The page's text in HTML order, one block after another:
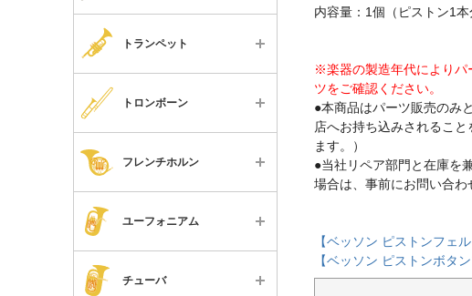
イングリッシュホルン
ファゴット
トランペット
フリューゲルホルン
アルトトロンボーン
テナートロンボーン
チケット
リードケース
マウスピースパッチ
メンテナンス用品
便利なグッズ
リガチャー・キャップ
リード
リードケース
スタンド類
マウスピースパッチ
便利なグッズ
ケースカバー・ケース
リードケース
スタンド類
メンテナンス用品
チケット
すべて
ケース
リードケース
スタンド類
メンテナンス用品
便利なグッズ
トランペット
すべて
ミュート
スタンド類
メンテナンス用品
トロンボーン
楽器本体
ケース
ミュート
フレンチホルン
すべて
ケース
ユーフォニアム
すべて
チューバ
内容量：1個（ピストン1本
※楽器の製造年代によりパ
ツをご確認ください。
●本商品はパーツ販売のみ
店へお持ち込みされるこ
ます。）
●当社リペア部門と在庫を
場合は、事前にお問い合わ
【ベッソン ピストンフェ
【ベッソン ピストンボタ